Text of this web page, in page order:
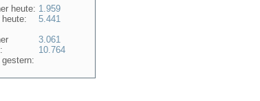
heute: 1.959
5.441
3.061
10.764